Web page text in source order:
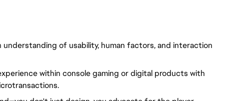
understanding of usability, human factors, and interaction
within console gaming or digital products with